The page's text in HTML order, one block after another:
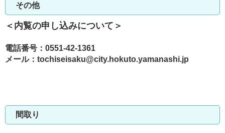
その他
＜内覧の申し込みについて＞
電話番号：0551-42-1361
メール：tochiseisaku@city.hokuto.yamanashi.jp
間取り